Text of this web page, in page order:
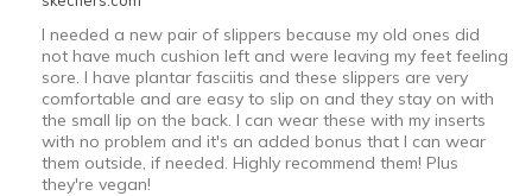
I needed a new pair of slippers because my old ones did
not have much cushion left and were leaving my feet feeling
sore. I have plantar fasciitis and these slippers are very
comfortable and are easy to slip on and they stay on with
the small lip on the back. I can wear these with my inserts
with no problem and it's an added bonus that I can wear
them outside, if needed. Highly recommend them! Plus
they're vegan!